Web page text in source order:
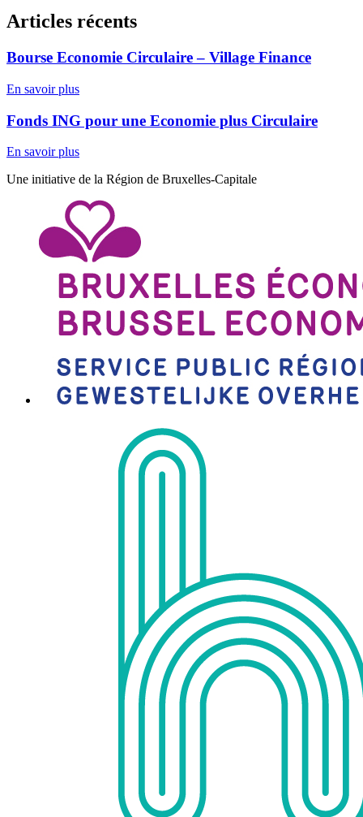
Articles récents
Bourse Economie Circulaire – Village Finance
En savoir plus
Fonds ING pour une Economie plus Circulaire
En savoir plus
Une initiative de la Région de Bruxelles-Capitale